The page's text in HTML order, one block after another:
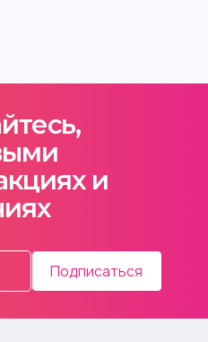
и
Подписаться